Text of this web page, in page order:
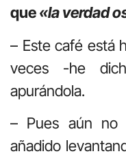
que«la verdad
– Este café está
veces -he
apurándola.
– Pues aún no
añadido